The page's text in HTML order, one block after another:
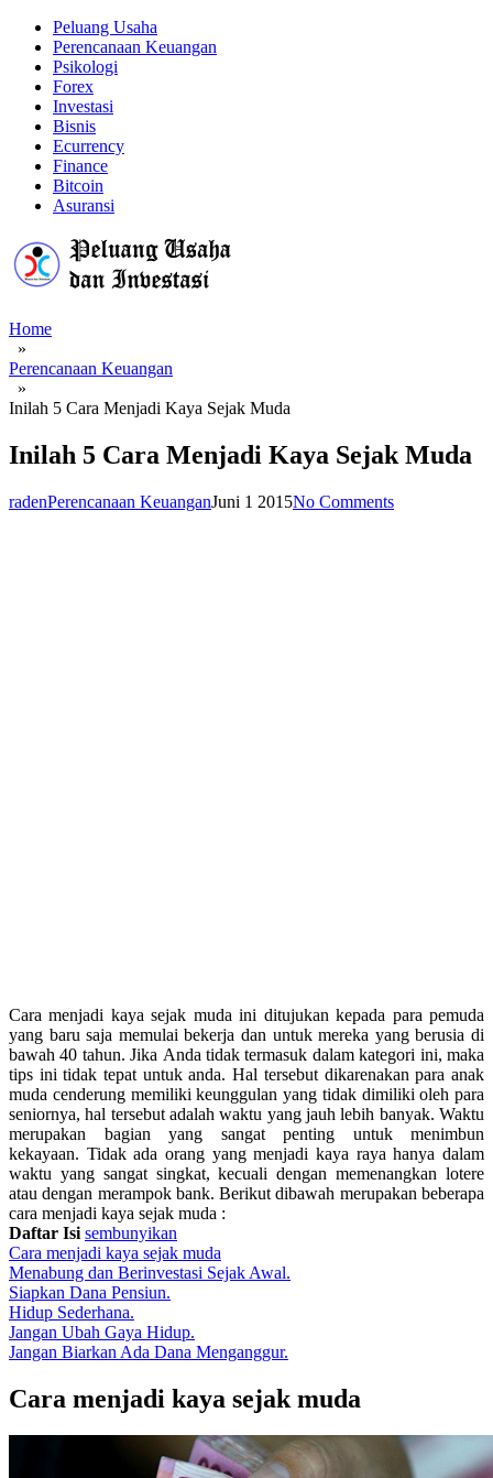
Peluang Usaha
Perencanaan Keuangan
Psikologi
Forex
Investasi
Bisnis
Ecurrency
Finance
Bitcoin
Asuransi
Home
»
Perencanaan Keuangan
»
Inilah 5 Cara Menjadi Kaya Sejak Muda
Inilah 5 Cara Menjadi Kaya Sejak Muda
radenPerencanaan KeuanganJuni 1 2015No Comments
Cara menjadi kaya sejak muda ini ditujukan kepada para pemuda
yang baru saja memulai bekerja dan untuk mereka yang berusia di
bawah 40 tahun. Jika Anda tidak termasuk dalam kategori ini, maka
tips ini tidak tepat untuk anda. Hal tersebut dikarenakan para anak
muda cenderung memiliki keunggulan yang tidak dimiliki oleh para
seniornya, hal tersebut adalah waktu yang jauh lebih banyak. Waktu
merupakan bagian yang sangat penting untuk menimbun
kekayaan. Tidak ada orang yang menjadi kaya raya hanya dalam
waktu yang sangat singkat, kecuali dengan memenangkan lotere
atau dengan merampok bank. Berikut dibawah merupakan beberapa
cara menjadi kaya sejak muda :
Daftar Isi sembunyikan
Cara menjadi kaya sejak muda
Menabung dan Berinvestasi Sejak Awal.
Siapkan Dana Pensiun.
Hidup Sederhana.
Jangan Ubah Gaya Hidup.
Jangan Biarkan Ada Dana Menganggur.
Cara menjadi kaya sejak muda